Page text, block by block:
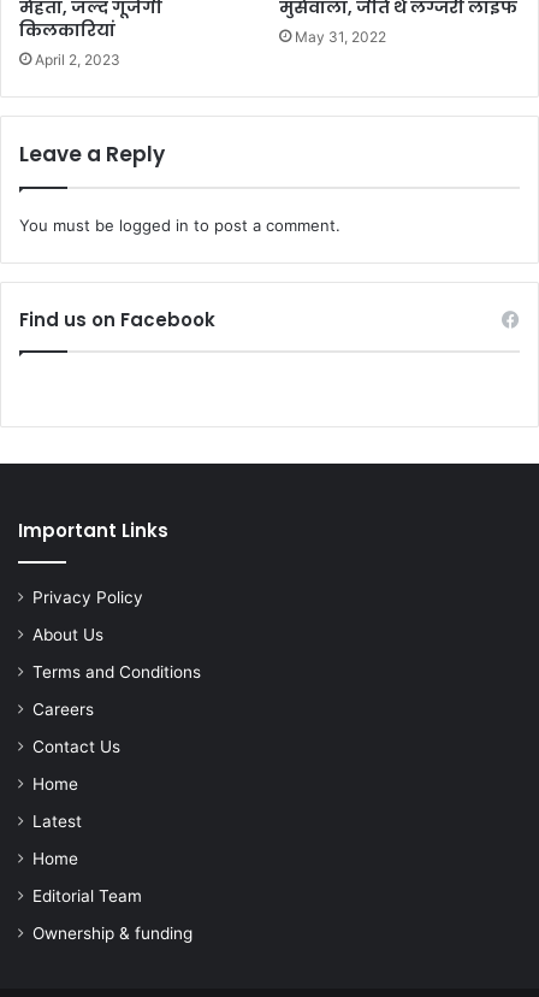
मेहता, जल्द गूंजेगी
किलकारियां
April 2, 2023
मुसेवाला, जीते थे लग्जरी लाइफ
May 31, 2022
Leave a Reply
You must be logged in to post a comment.
Find us on Facebook
Important Links
Privacy Policy
About Us
Terms and Conditions
Careers
Contact Us
Home
Latest
Home
Editorial Team
Ownership & funding